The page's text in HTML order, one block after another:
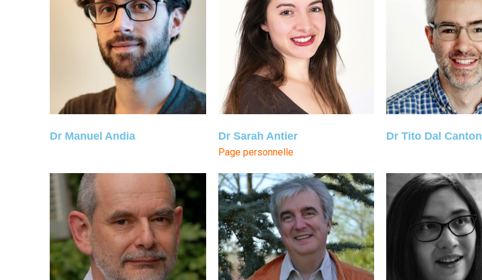
Dr Manuel Andia Dr Sarah Antier
Page personnelle
Dr Tito Dal Canton